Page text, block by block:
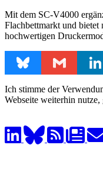
Mit dem SC-V4000
Flachbettmarkt und bietet
hochwertigen
Bluesky Gmail
Ich stimme der
Webseite weiterhin